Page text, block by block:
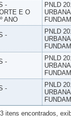
-
E O
ANO
PNLD
-
PNLD
-
PNLD
-
PNLD
itens encontrados,